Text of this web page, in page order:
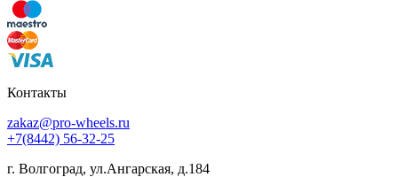
Контакты
zakaz@pro-wheels.ru
+7(8442) 56-32-25
г. Волгоград, ул.Ангарская, д.184